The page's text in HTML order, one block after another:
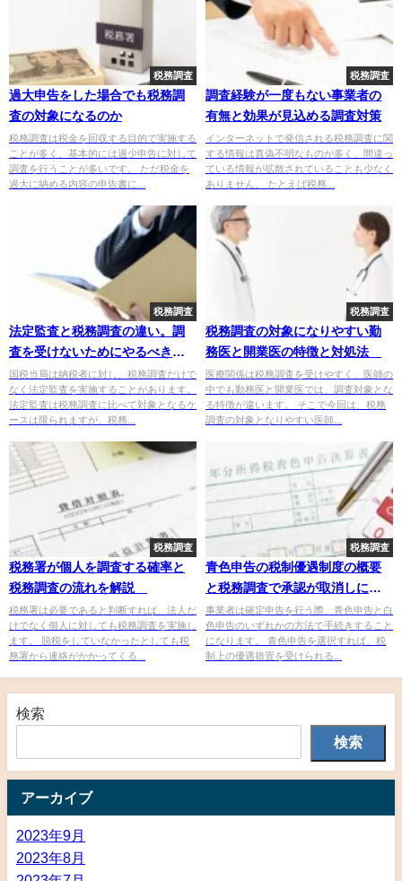
税務調査
過大申告をした場合でも税務調
査の対象になるのか
税務調査は税金を回収する目的で実施する
ことが多く、基本的には過少申告に対して
調査を行うことが多いです。 ただ税金を
過大に納める内容の申告書に...
税務調査
調査経験が一度もない事業者の
有無と効果が見込める調査対策
インターネットで発信される税務調査に関
する情報は真偽不明なものが多く、間違っ
ている情報が拡散されていることも少なく
ありません。 たとえば税務...
税務調査
法定監査と税務調査の違い。調
査を受けないためにやるべき対
策とは
国税当局は納税者に対し、税務調査だけで
なく法定監査を実施することがあります。
法定監査は税務調査に比べて対象となるケ
ースは限られますが、税務...
税務調査
税務調査の対象になりやすい勤
務医と開業医の特徴と対処法
医療関係は税務調査を受けやすく、医師の
中でも勤務医と開業医では、調査対象とな
る特徴が違います。 そこで今回は、税務
調査の対象となりやすい医師...
税務調査
税務署が個人を調査する確率と
税務調査の流れを解説
税務署は必要であると判断すれば、法人だ
けでなく個人に対しても税務調査を実施し
ます。 脱税をしていなかったとしても税
務署から連絡がかかってくる...
税務調査
青色申告の税制優遇制度の概要
と税務調査で承認が取消しにな
るケース
事業者は確定申告を行う際、青色申告と白
色申告のいずれかの方法で手続きすること
になります。 青色申告を選択すれば、税
制上の優遇措置を受けられる...
検索
検索
アーカイブ
2023年9月
2023年8月